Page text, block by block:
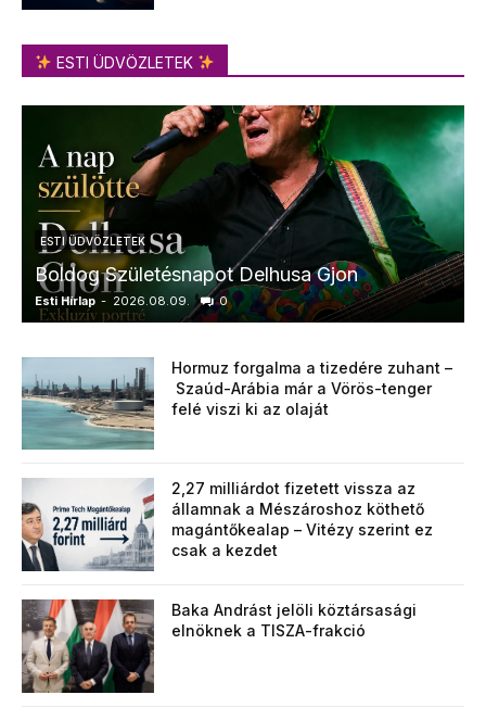
ESTI ÜDVÖZLETEK
ESTI ÜDVÖZLETEK
Boldog Születésnapot Delhusa Gjon
Esti Hírlap - 2026.08.09. 0
Hormuz forgalma a tizedére zuhant –
Szaúd-Arábia már a Vörös-tenger
felé viszi ki az olaját
2,27 milliárdot fizetett vissza az
államnak a Mészároshoz köthető
magántőkealap – Vitézy szerint ez
csak a kezdet
Baka Andrást jelöli köztársasági
elnöknek a TISZA-frakció